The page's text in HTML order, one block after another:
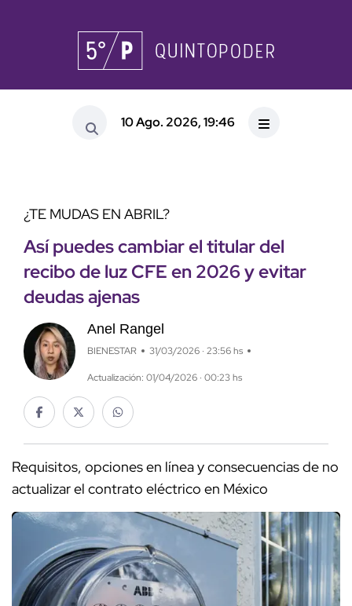
10 Ago. 2026, 19:46
¿TE MUDAS EN ABRIL?
Así puedes cambiar el titular del
recibo de luz CFE en 2026 y evitar
deudas ajenas
Anel Rangel
BIENESTAR 31/03/2026 · 23:56 hs
Actualización: 01/04/2026 · 00:23 hs
Requisitos, opciones en línea y consecuencias de no
actualizar el contrato eléctrico en México